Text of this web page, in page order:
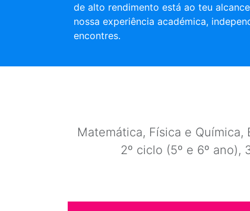
de alto rendimento está ao teu
nossa experiência académica,
encontres.
Matemática, Física e
2º ciclo (5º e 6º ano),